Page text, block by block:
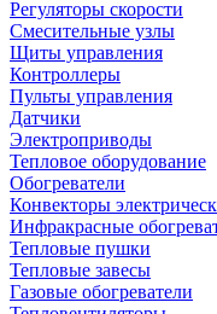
Регуляторы скорости
Смесительные узлы
Щиты управления
Контроллеры
Пульты управления
Датчики
Электроприводы
Тепловое оборудование
Обогреватели
Конвекторы
Инфракрасные
Тепловые пушки
Тепловые завесы
Газовые обогреватели